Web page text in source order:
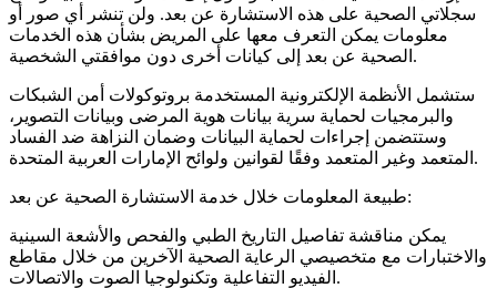
سجلاتي الصحية على هذه الاستشارة عن بعد. ولن تنشر أي صور أو
معلومات يمكن التعرف معها على المريض بشأن هذه الخدمات
الصحية عن بعد إلى كيانات أخرى دون موافقتي الشخصية.
ستشمل الأنظمة الإلكترونية المستخدمة بروتوكولات أمن الشبكات
والبرمجيات لحماية سرية بيانات هوية المرضى وبيانات التصوير،
وستتضمن إجراءات لحماية البيانات وضمان النزاهة ضد الفساد
المتعمد وغير المتعمد وفقًا لقوانين ولوائح الإمارات العربية المتحدة.
طبيعة المعلومات خلال خدمة الاستشارة الصحية عن بعد:
يمكن مناقشة تفاصيل التاريخ الطبي والفحص والأشعة السينية
والاختبارات مع متخصيصي الرعاية الصحية الآخرين من خلال مقاطع
الفيديو التفاعلية وتكنولوجيا الصوت والاتصالات.